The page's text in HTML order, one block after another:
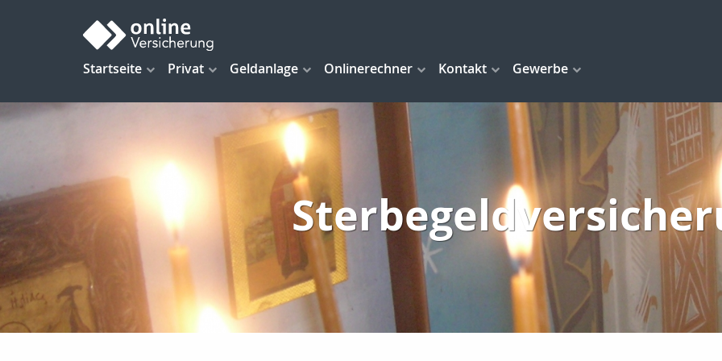
Startseite Privat Geldanlage Onlinerechner Kontakt Gewerbe